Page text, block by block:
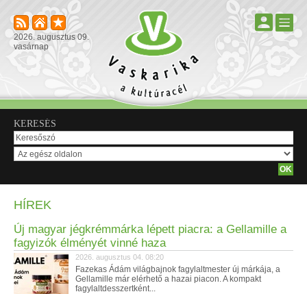
2026. augusztus 09.
vasárnap
KERESÉS
HÍREK
Új magyar jégkrémmárka lépett piacra: a Gellamille a
fagyizók élményét vinné haza
2026. augusztus 04. 08:20
Fazekas Ádám világbajnok fagylaltmester új márkája, a
Gellamille már elérhető a hazai piacon. A kompakt
fagylaltdesszertként...